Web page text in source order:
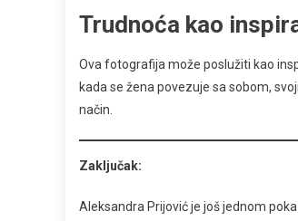
Trudnoća kao
Ova fotografija može poslužiti kao
kada se žena povezuje sa sobom,
način.
Zaključak:
Aleksandra Prijović je još jednom